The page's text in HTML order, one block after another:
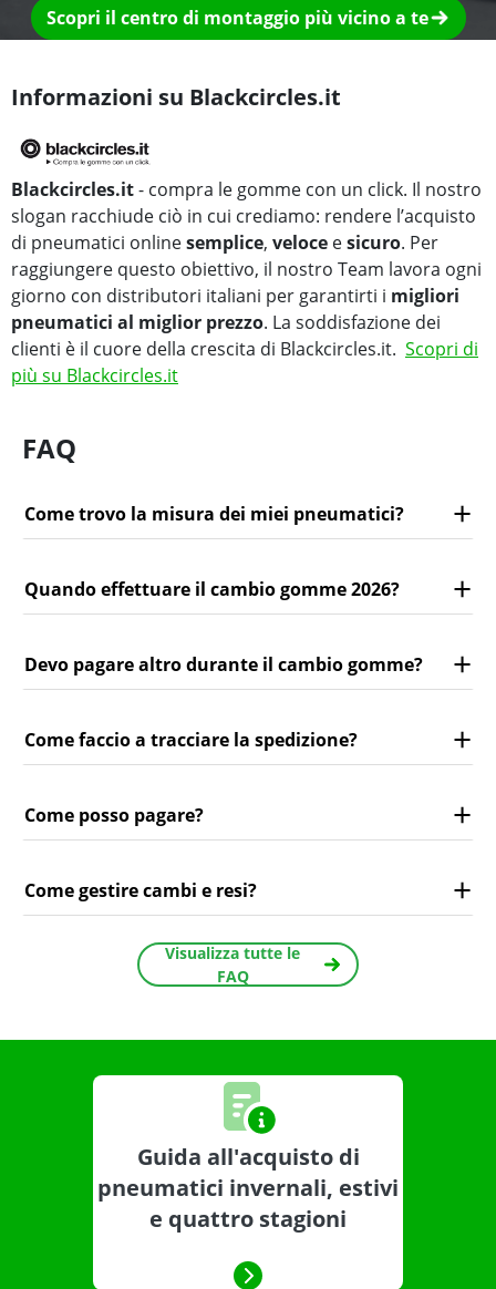
Scopri il centro di montaggio più vicino a te
Informazioni su Blackcircles.it
Blackcircles.it- compra le gomme con un click. Il nostro
slogan racchiude ciò in cui crediamo: rendere l’acquisto
di pneumatici onlinesemplice, veloce esicuro. Per
raggiungere questo obiettivo, il nostro Team lavora ogni
giorno con distributori italiani per garantirti i migliori
pneumatici al miglior prezzo. La soddisfazione dei
clienti è il cuore della crescita di Blackcircles.it. Scopri di
più su Blackcircles.it
FAQ
Come trovo la misura dei miei pneumatici?
Quando effettuare il cambio gomme 2026?
Devo pagare altro durante il cambio gomme?
Come faccio a tracciare la spedizione?
Come posso pagare?
Come gestire cambi e resi?
Visualizza tutte le
FAQ
Guida all'acquisto di
pneumatici invernali, estivi
e quattro stagioni